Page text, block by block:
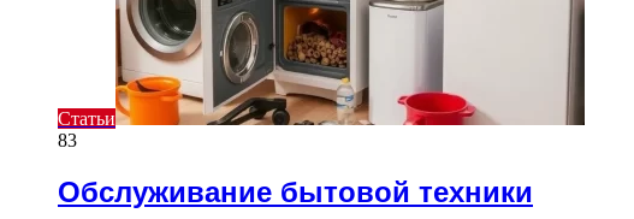
Статьи
83
Обслуживание бытовой техники